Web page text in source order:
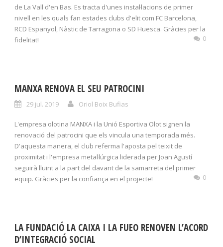
de La Vall d'en Bas. Es tracta d'unes instal·lacions de primer
nivell en les quals fan estades clubs d'elit com FC Barcelona,
RCD Espanyol, Nàstic de Tarragona o SD Huesca. Gràcies per la
fidelitat!
0
MANXA RENOVA EL SEU PATROCINI
29 jul. 2019 Oriol Boix Bufias
L'empresa olotina MANXA i la Unió Esportiva Olot signen la
renovació del patrocini que els vincula una temporada més.
D'aquesta manera, el club referma l'aposta pel teixit de
proximitat i l'empresa metal·lúrgica liderada per Joan Agustí
seguirà lluint a la part del davant de la samarreta del primer
equip. Gràcies per la confiança en el projecte!
0
LA FUNDACIÓ LA CAIXA I LA FUEO RENOVEN L’ACORD
D’INTEGRACIÓ SOCIAL